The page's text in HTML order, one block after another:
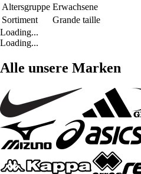
Altersgruppe Erwachsene
Sortiment
Grande taille
Loading...
Loading...
Alle unsere Marken